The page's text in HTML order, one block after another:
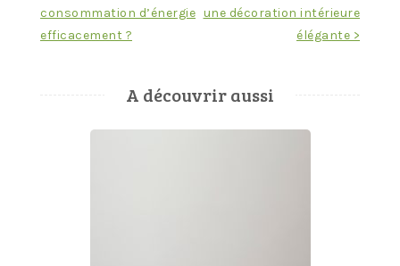
l’article
consommation d’énergie
efficacement ?
une décoration intérieure
élégante >
A découvrir aussi